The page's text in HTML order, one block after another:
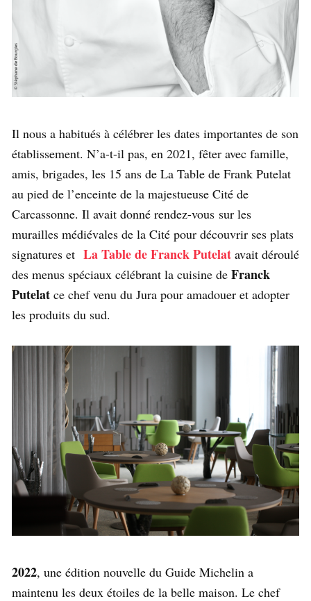
Il nous a habitués à célébrer les dates importantes de son
établissement. N’a-t-il pas, en 2021, fêter avec famille,
amis, brigades, les 15 ans de La Table de Frank Putelat
au pied de l’enceinte de la majestueuse Cité de
Carcassonne. Il avait donné rendez-vous sur les
murailles médiévales de la Cité pour découvrir ses plats
signatures et La Table de Franck Putelat avait déroulé
des menus spéciaux célébrant la cuisine de Franck
Putelat ce chef venu du Jura pour amadouer et adopter
les produits du sud.
2022, une édition nouvelle du Guide Michelin a
maintenu les deux étoiles de la belle maison. Le chef